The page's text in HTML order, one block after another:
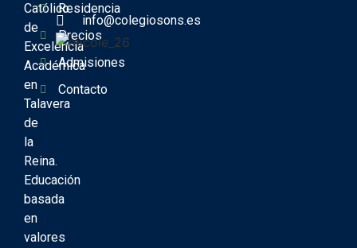
Católico
de
Excelencia
Académica
en
Talavera
de
la
Reina.
Educación
basada
en
valores
Residencia
Precios
Admisiones
Contacto
info@colegiosons.es